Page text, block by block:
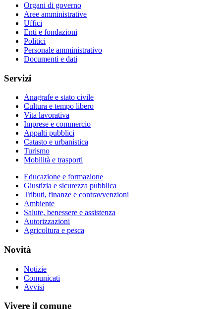
Organi di governo
Aree amministrative
Uffici
Enti e fondazioni
Politici
Personale amministrativo
Documenti e dati
Servizi
Anagrafe e stato civile
Cultura e tempo libero
Vita lavorativa
Imprese e commercio
Appalti pubblici
Catasto e urbanistica
Turismo
Mobilità e trasporti
Educazione e formazione
Giustizia e sicurezza pubblica
Tributi, finanze e contravvenzioni
Ambiente
Salute, benessere e assistenza
Autorizzazioni
Agricoltura e pesca
Novità
Notizie
Comunicati
Avvisi
Vivere il comune